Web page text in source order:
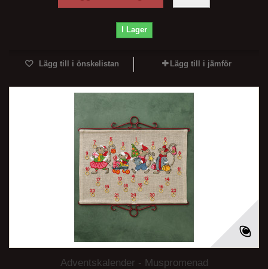
I Lager
Lägg till i önskelistan Lägg till i jämför
Adventskalender - Muspromenad